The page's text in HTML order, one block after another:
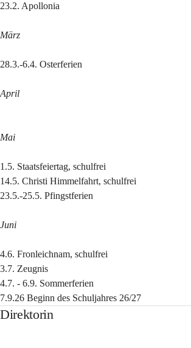
23.2. Apollonia
März
28.3.-6.4. Osterferien
April
Mai
1.5. Staatsfeiertag, schulfrei
14.5. Christi Himmelfahrt, schulfrei
23.5.-25.5. Pfingstferien
Juni
4.6. Fronleichnam, schulfrei
3.7. Zeugnis
4.7. - 6.9. Sommerferien
7.9.26 Beginn des Schuljahres 26/27
Direktorin